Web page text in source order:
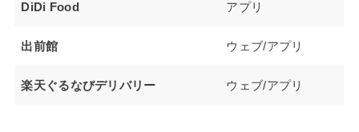
DiDi Food アプリ
出前館 ウェブ/アプリ
楽天ぐるなびデリバリー ウェブ/アプリ